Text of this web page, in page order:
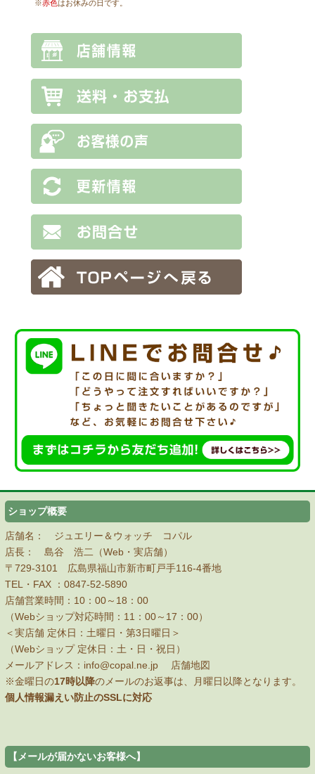
※赤色はお休みの日です。
ショップ概要
店舗名： ジュエリー＆ウォッチ コパル
店長： 島谷 浩二（Web・実店舗）
〒729-3101 広島県福山市新市町戸手116-4番地
TEL・FAX ： 0847-52-5890
店舗営業時間：10：00～18：00
（Webショップ対応時間：11：00～17：00）
＜実店舗 定休日：土曜日・第3日曜日＞
（Webショップ 定休日：土・日・祝日）
メールアドレス： info@copal.ne.jp
店舗地図
※金曜日の17時以降のメールのお返事は、月曜日以降となります。
個人情報漏えい防止のSSLに対応
【メールが届かないお客様へ】